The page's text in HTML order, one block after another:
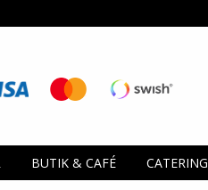
BUTIK & CAFÉ CATERING